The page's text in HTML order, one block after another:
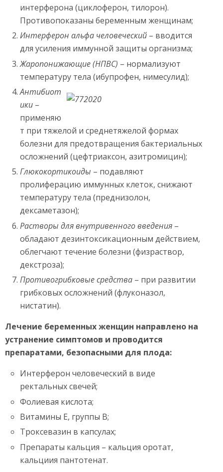
интерферона (циклоферон, тилорон).
Противопоказаны беременным женщинам;
Интерферон альфа человеческий – вводится
для усиления иммунной защиты организма;
Жаропонижающие (НПВС) – нормализуют
температуру тела (ибупрофен, нимесулид);
Антибиот
ики –
применяю
т при тяжелой и среднетяжелой формах
болезни для предотвращения бактериальных
осложнений (цефтриаксон, азитромицин);
Глюкокортикоиды – подавляют
пролиферацию иммунных клеток, снижают
температуру тела (преднизолон,
дексаметазон);
Растворы для внутривенного введения –
обладают дезинтоксикационным действием,
облегчают течение болезни (физраствор,
декстроза);
Противогрибковые средства – при развитии
грибковых осложнений (флуконазол,
нистатин).
Лечение беременных женщин направлено на
устранение симптомов и проводится
препаратами, безопасными для плода:
Интерферон человеческий в виде
ректальных свечей;
Фолиевая кислота;
Витамины Е, группы В;
Троксевазин в капсулах;
Препараты кальция – кальция оротат,
кальциия пантотенат.